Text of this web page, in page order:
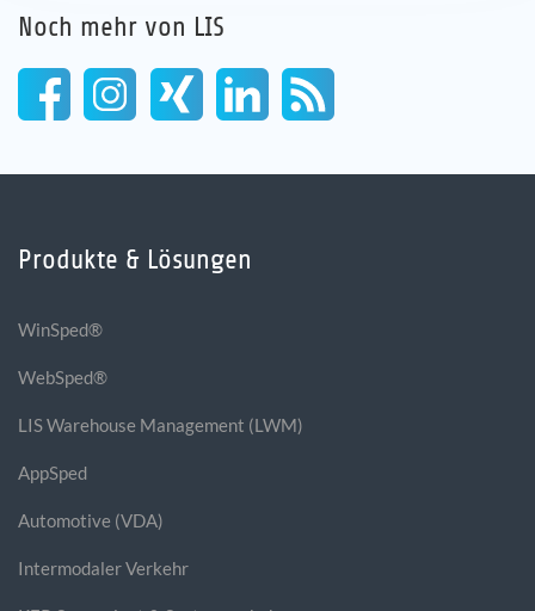
Noch mehr von LIS
Produkte & Lösungen
WinSped®
WebSped®
LIS Warehouse Management (LWM)
AppSped
Automotive (VDA)
Intermodaler Verkehr